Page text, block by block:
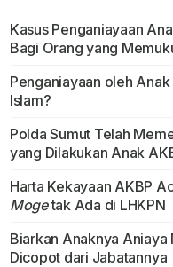
Kasus Penganiayaan
Bagi Orang yang
Penganiayaan oleh
Islam?
Polda Sumut Telah
yang Dilakukan Anak
Harta Kekayaan AKBP
Mogetak Ada di LHKPN
Biarkan Anaknya
Dicopot dari Jabatannya